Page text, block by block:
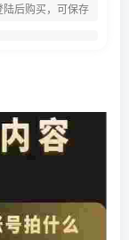
后购买，可保存